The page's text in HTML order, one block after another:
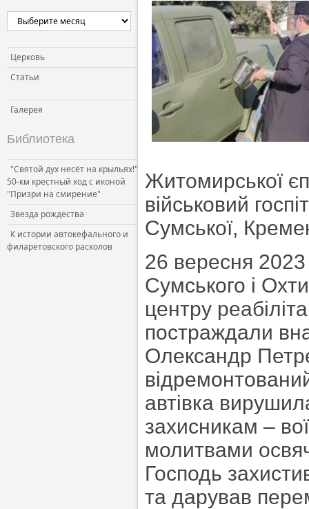
Церковь и власть
Церковь и общество
Церковь и СМИ
Церковь
Статьи
Галерея
Библиотека
"Святой дух несёт на крыльях!"
50-км крестный ход с иконой
"Призри на смирение"
Звезда рождества
К истории автокефального и
филаретовского расколов
Житомирської
військовий
Сумської,
26 вересня
Сумського і
центру
постраждали
Олександр
автівка
захисникам –
молитвами
Господь
та дарував